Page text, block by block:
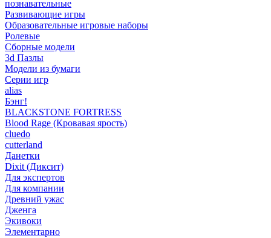
познавательные
Развивающие игры
Образовательные игровые наборы
Ролевые
Сборные модели
3d Пазлы
Модели из бумаги
Серии игр
alias
Бэнг!
BLACKSTONE FORTRESS
Blood Rage (Кровавая ярость)
cluedo
cutterland
Данетки
Dixit (Диксит)
Для экспертов
Для компании
Древний ужас
Дженга
Экивоки
Элементарно